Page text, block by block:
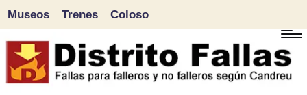
Saltar
al
Museos Trenes Coloso